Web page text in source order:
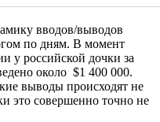
вводов/выводов
по дням. В момент
у российской дочки за
около $1 400 000.
выводы происходят не
это совершенно точно не